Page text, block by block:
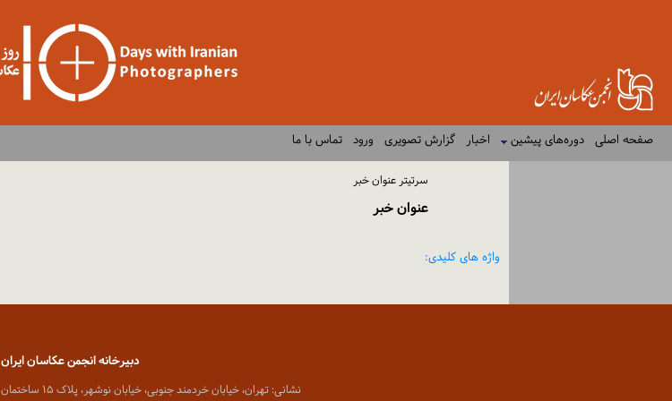
صفحه اصلی دوره‌های پیشین اخبار گزارش تصویری ورود تماس با ما
سرتیتر عنوان خبر
عنوان خبر
واژه های کلیدی:
دبیرخانه انجمن عکاسان ایران
نشانی: تهران، خیابان خردمند جنوبی، خیابان نوشهر، پلاک ۱۵ ساختمان شماره ۲ خانه هنرمندان ایران، واحد ۸